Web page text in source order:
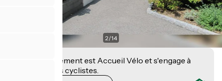
2/14
Cet établissement est Accueil Vélo et s'engage à
accueillir des cyclistes.